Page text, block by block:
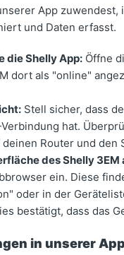
App
und Daten erfasst.
die Shelly App: Öffne
dort als "online"
Stell sicher, dass
hat.
deinen Router und den
des Shelly 3EM
ein. Diese
oder in der
bestätigt, dass das
in unserer